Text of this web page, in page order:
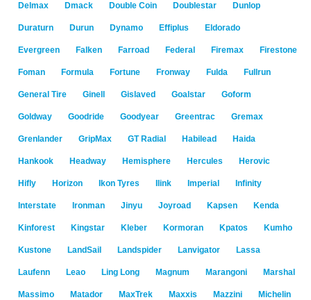
Delmax Dmack Double Coin Doublestar Dunlop
Duraturn Durun Dynamo Effiplus Eldorado
Evergreen Falken Farroad Federal Firemax Firestone
Foman Formula Fortune Fronway Fulda Fullrun
General Tire Ginell Gislaved Goalstar Goform
Goldway Goodride Goodyear Greentrac Gremax
Grenlander GripMax GT Radial Habilead Haida
Hankook Headway Hemisphere Hercules Herovic
Hifly Horizon Ikon Tyres Ilink Imperial Infinity
Interstate Ironman Jinyu Joyroad Kapsen Kenda
Kinforest Kingstar Kleber Kormoran Kpatos Kumho
Kustone LandSail Landspider Lanvigator Lassa
Laufenn Leao Ling Long Magnum Marangoni Marshal
Massimo Matador MaxTrek Maxxis Mazzini Michelin